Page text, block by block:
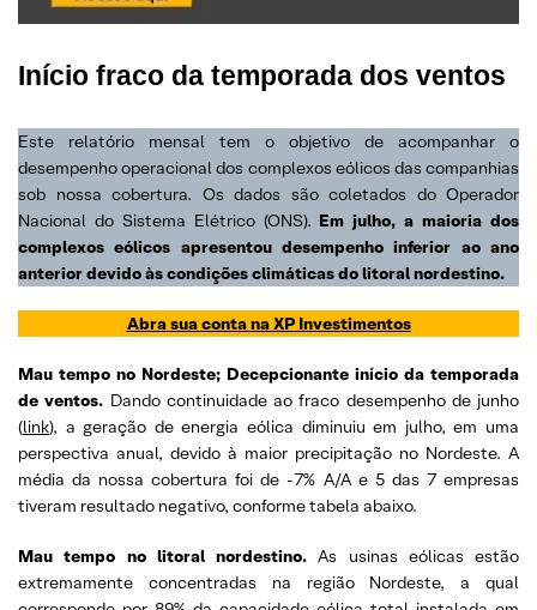
Início fraco da temporada dos ventos
Este relatório mensal tem o objetivo de acompanhar o
desempenho operacional dos complexos eólicos das companhias
sob nossa cobertura. Os dados são coletados do Operador
Nacional do Sistema Elétrico (ONS). Em julho, a maioria dos
complexos eólicos apresentou desempenho inferior ao ano
anterior devido às condições climáticas do litoral nordestino.
Abra sua conta na XP Investimentos
Mau tempo no Nordeste; Decepcionante início da temporada
de ventos. Dando continuidade ao fraco desempenho de junho
(link), a geração de energia eólica diminuiu em julho, em uma
perspectiva anual, devido à maior precipitação no Nordeste. A
média da nossa cobertura foi de -7% A/A e 5 das 7 empresas
tiveram resultado negativo, conforme tabela abaixo.
Mautempo no litoral nordestino.As usinas eólicas estão
extremamente concentradas na região Nordeste, a qual